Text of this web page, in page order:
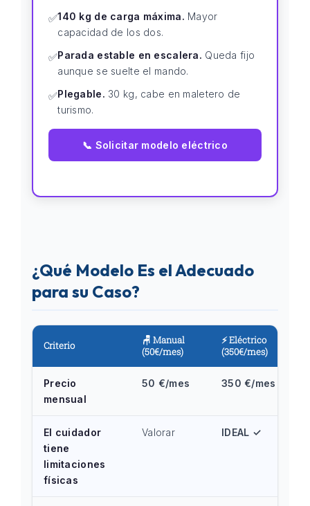
✅140 kg de carga máxima. Mayor
capacidad de los dos.
✅Parada estable en escalera. Queda fijo
aunque se suelte el mando.
✅Plegable. 30 kg, cabe en maletero de
turismo.
📞 Solicitar modelo eléctrico
¿Qué Modelo Es el Adecuado
para su Caso?
Criterio
🪑 Manual
(50€/mes)
⚡ Eléctrico
(350€/mes)
Precio
mensual
50 €/mes 350 €/mes
El cuidador
tiene
limitaciones
físicas
Valorar IDEAL ✓